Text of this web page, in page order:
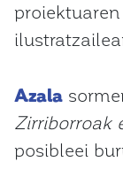
Azala
Zirriborroak
posibleei